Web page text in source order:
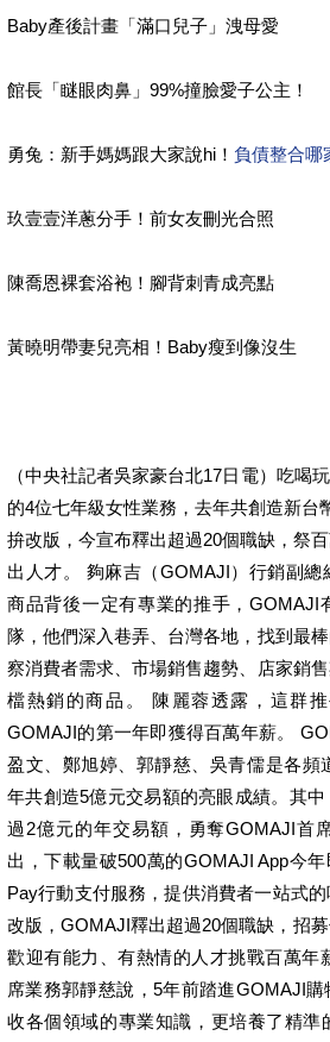
Baby產後計畫「滿口兒子」洩母愛
館長「瞇眼肉鼻」99%撞臉愛子公主！
勇兔：新手媽媽跟大家說hi！ 負債整合哪
玖壹壹洋蔥分手！前女友刪光合照
陳喬恩裸套浴袍！腳背刺青成亮點
黃曉明帶妻兒亮相！Baby瘦到像沒生
（中央社記者吳家豪台北17日電）吃喝
的4位七年級女性業務，去年共創造新台
拚改版，今宣布釋出超過20個職缺，祭
出人才。 夠麻吉（GOMAJI）行銷副總
商品背後一定有專業的推手，GOMAJI
隊，他們深入巷弄、台灣各地，找到最
察消費者需求、市場銷售趨勢、店家銷
檔熱銷的商品。 陳麗蓉透露，這群
GOMAJI的第一年即獲得百萬年薪。
盈文、鄭旭婷、郭靜慈、吳青儒是各頻
年共創造5億元交易額的亮眼成績。其
過2億元的年交易額，勇奪GOMAJI首
出，下載量破500萬的GOMAJI App今
Pay行動支付服務，提供消費者一站式
改版，GOMAJI釋出超過20個職缺，招
歡迎有能力、有熱情的人才挑戰百萬年
席業務郭靜慈說，5年前踏進GOMAJI
收各個領域的專業知識，更培養了精準